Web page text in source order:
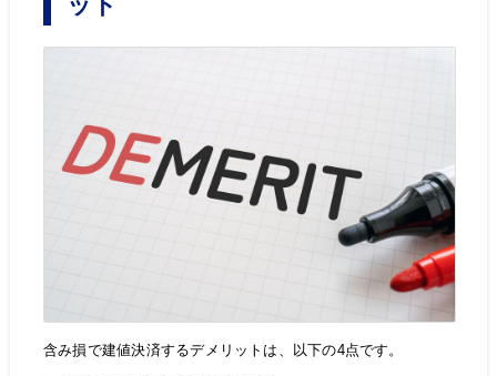
含み損で建値決済するデメリットは、以下の4点です。